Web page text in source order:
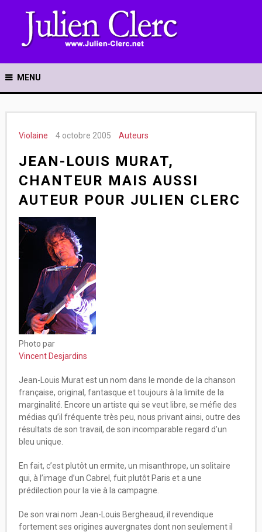
MENU
Violaine 4 octobre 2005 Auteurs
JEAN-LOUIS MURAT,
CHANTEUR MAIS AUSSI
AUTEUR POUR JULIEN CLERC
Photo par
Vincent Desjardins
Jean-Louis Murat est un nom dans le monde de la chanson
française, original, fantasque et toujours à la limite de la
marginalité. Encore un artiste qui se veut libre, se méfie des
médias qu’il fréquente très peu, nous privant ainsi, outre des
résultats de son travail, de son incomparable regard d’un
bleu unique.
En fait, c’est plutôt un ermite, un misanthrope, un solitaire
qui, à l’image d’un Cabrel, fuit plutôt Paris et a une
prédilection pour la vie à la campagne.
De son vrai nom Jean-Louis Bergheaud, il revendique
fortement ses origines auvergnates dont non seulement il